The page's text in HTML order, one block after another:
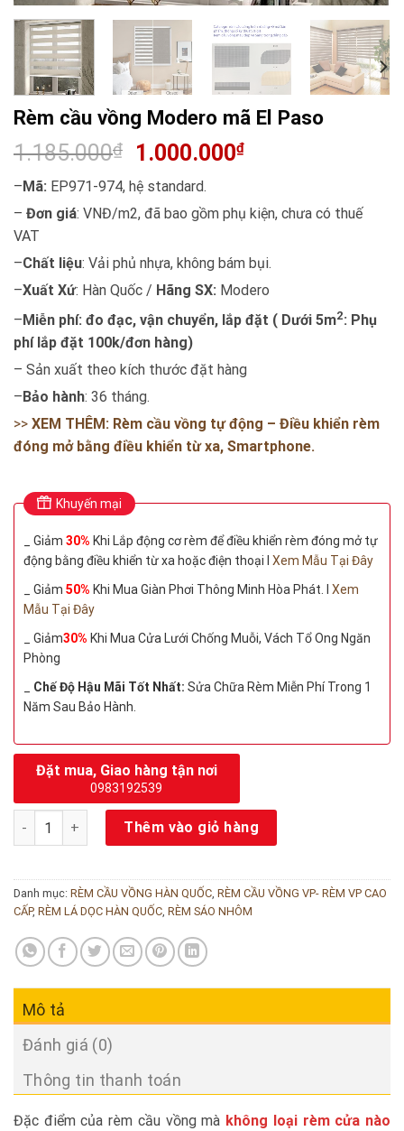
Rèm cầu vồng Modero mã El Paso
1.185.000₫ 1.000.000₫
–Mã: EP971-974, hệ standard.
– Đơn giá: VNĐ/m2, đã bao gồm phụ kiện, chưa có thuế
VAT
–Chất liệu: Vải phủ nhựa, không bám bụi.
–Xuất Xứ: Hàn Quốc / Hãng SX: Modero
– Miễn phí: đo đạc, vận chuyển, lắp đặt ( Dưới 5m2: Phụ
phí lắp đặt 100k/đơn hàng)
– Sản xuất theo kích thước đặt hàng
– Bảo hành: 36 tháng.
>> XEM THÊM: Rèm cầu vồng tự động – Điều khiển rèm
đóng mở bằng điều khiển từ xa, Smartphone.
Khuyến mại
_ Giảm 30% Khi Lắp động cơ rèm để điều khiển rèm đóng mở tự
động bằng điều khiển từ xa hoặc điện thoại I Xem Mẫu Tại Đây
_ Giảm 50% Khi Mua Giàn Phơi Thông Minh Hòa Phát. I Xem
Mẫu Tại Đây
_ Giảm30% Khi Mua Cửa Lưới Chống Muỗi, Vách Tổ Ong Ngăn
Phòng
Chế Độ Hậu Mãi Tốt Nhất: Sửa Chữa Rèm Miễn Phí Trong 1
Năm Sau Bảo Hành.
Đặt mua, Giao hàng tận nơi
0983192539
Rèm cầu vồng Modero mã El Paso số lượng
Thêm vào giỏ hàng
Danh mục: RÈM CẦU VỒNG HÀN QUỐC, RÈM CẦU VỒNG VP- RÈM VP CAO
CẤP, RÈM LÁ DỌC HÀN QUỐC, RÈM SÁO NHÔM
Mô tả
Đánh giá (0)
Thông tin thanh toán
Đặc điểm của rèm cầu vồng mà không loại rèm cửa nào